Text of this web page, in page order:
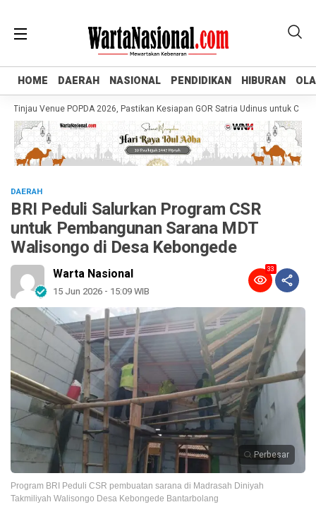
HOME DAERAH NASIONAL PENDIDIKAN HIBURAN
HOME DAERAH NASIONAL PENDIDIKAN HIBURAN
Venue POPDA 2026, Pastikan Kesiapan GOR Satria Udinus untuk Cabor
DAERAH
BRI Peduli Salurkan Program CSR
untuk Pembangunan Sarana MDT
Walisongo di Desa Kebongede
Warta Nasional
15 Jun 2026 - 15:09 WIB
33
Perbesar
Program BRI Peduli CSR pembuatan sarana di Madrasah Diniyah
Takmiliyah Walisongo Desa Kebongede Bantarbolang